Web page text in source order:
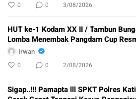
0 0 3/08/2026
HUT ke-1 Kodam XX II / Tambun
Lomba Menembak Pangdam Cup
Irwan
0 0 2/08/2026
Sigap..!!! Pamapta lll SPKT Polres